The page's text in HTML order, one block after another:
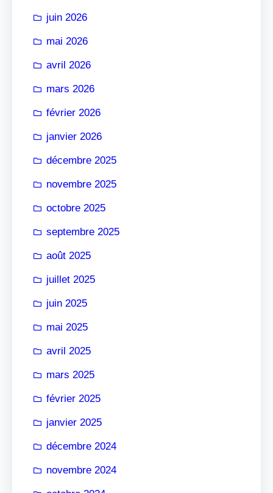
juin 2026
mai 2026
avril 2026
mars 2026
février 2026
janvier 2026
décembre 2025
novembre 2025
octobre 2025
septembre 2025
août 2025
juillet 2025
juin 2025
mai 2025
avril 2025
mars 2025
février 2025
janvier 2025
décembre 2024
novembre 2024